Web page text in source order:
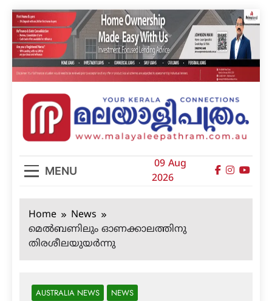
Skip
to
content
മലയാളിപത്രം
MENU
09 Aug
2026
Home
News
മെല്‍ബണിലും ഓണക്കാലത്തിനു
തിരശീലയുയര്‍ന്നു
AUSTRALIA NEWS NEWS